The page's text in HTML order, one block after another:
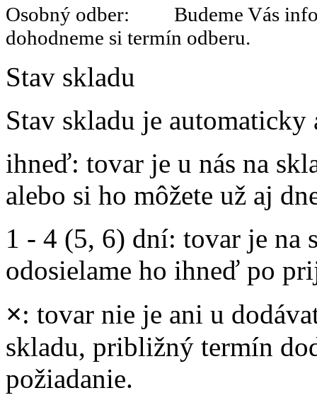
Osobný odber: Budeme Vás
dohodneme si termín odberu.
Stav skladu
Stav skladu je
ihneď: tovar je u nás na
alebo si ho môžete už aj
1 - 4 (5, 6) dní: tovar je na
odosielame ho ihneď po
×: tovar nie je ani u
skladu, približný termín
požiadanie.